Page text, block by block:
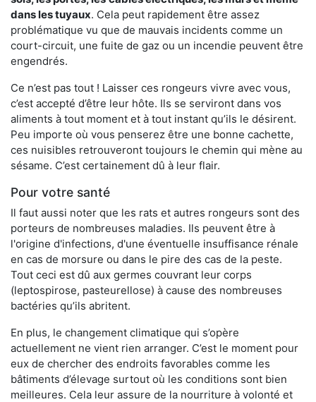
dans les tuyaux. Cela peut rapidement être assez
problématique vu que de mauvais incidents comme un
court-circuit, une fuite de gaz ou un incendie peuvent être
engendrés.
Ce n’est pas tout ! Laisser ces rongeurs vivre avec vous,
c’est accepté d’être leur hôte. Ils se serviront dans vos
aliments à tout moment et à tout instant qu’ils le désirent.
Peu importe où vous penserez être une bonne cachette,
ces nuisibles retrouveront toujours le chemin qui mène au
sésame. C’est certainement dû à leur flair.
Pour votre santé
Il faut aussi noter que les rats et autres rongeurs sont des
porteurs de nombreuses maladies. Ils peuvent être à
l'origine d'infections, d'une éventuelle insuffisance rénale
en cas de morsure ou dans le pire des cas de la peste.
Tout ceci est dû aux germes couvrant leur corps
(leptospirose, pasteurellose) à cause des nombreuses
bactéries qu’ils abritent.
En plus, le changement climatique qui s’opère
actuellement ne vient rien arranger. C’est le moment pour
eux de chercher des endroits favorables comme les
bâtiments d’élevage surtout où les conditions sont bien
meilleures. Cela leur assure de la nourriture à volonté et